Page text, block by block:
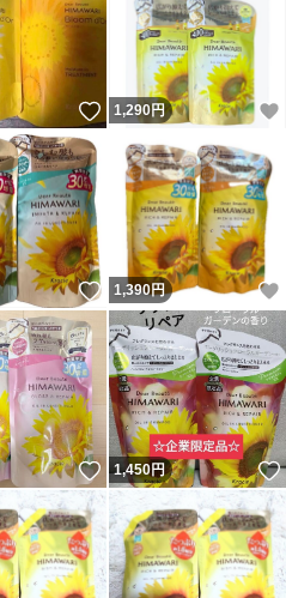
いいね！
1,290円
いいね！
1,390円
いいね！
1,450円